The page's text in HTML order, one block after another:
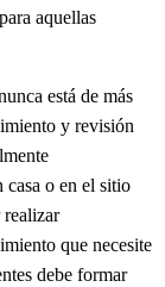
aquellas
está de más
y revisión
casa o en el sitio
realizar
que necesite
debe formar